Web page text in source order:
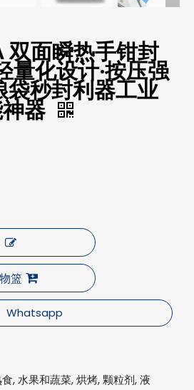
面瞬热手钳封
量化设计·按压强
袋秒封利器工业
器‌
篮
Whatsapp
, 水果和蔬菜, 烘烤, 颗粒剂, 液